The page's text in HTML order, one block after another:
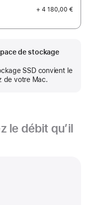
+ 4 180,00 €
de stockage
SSD convient le
de votre Mac.
le débit qu’il